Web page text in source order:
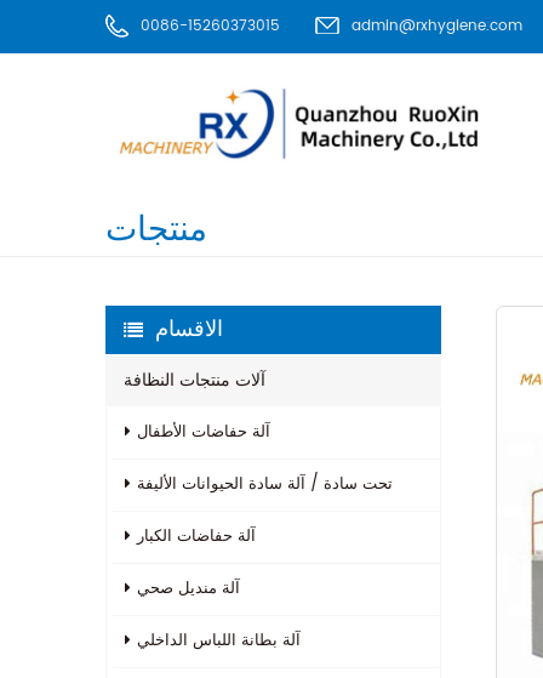
0086-15260373015 admin@rxhygiene.com
منتجات
الاقسام
آلات منتجات النظافة
آلة حفاضات الأطفال
تحت سادة / آلة سادة الحيوانات الأليفة
آلة حفاضات الكبار
آلة منديل صحي
آلة بطانة اللباس الداخلي